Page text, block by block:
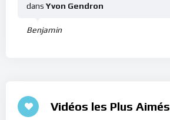
Benjamin
dans Yvon Gendron
Vidéos les Plus Aimés